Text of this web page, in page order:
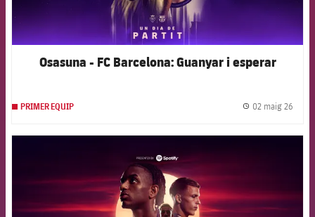
Osasuna - FC Barcelona: Guanyar i esperar
PRIMER EQUIP 02 maig 26